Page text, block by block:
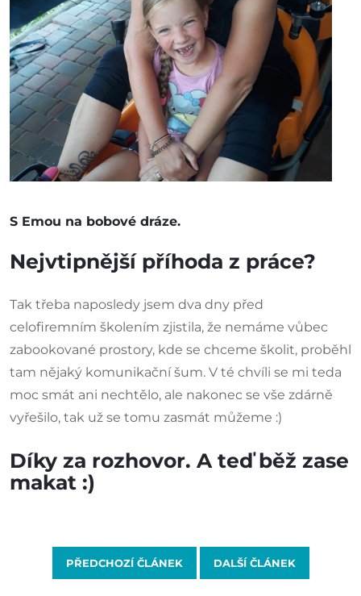
S Emou na bobové dráze.
Nejvtipnější příhoda z práce?
Tak třeba naposledy jsem dva dny před
celofiremním školením zjistila, že nemáme vůbec
zabookované prostory, kde se chceme školit, proběhl
tam nějaký komunikační šum. V té chvíli se mi teda
moc smát ani nechtělo, ale nakonec se vše zdárně
vyřešilo, tak už se tomu zasmát můžeme :)
Díky za rozhovor. A teď běž zase
makat :)
PŘEDCHOZÍ ČLÁNEK DALŠÍ ČLÁNEK